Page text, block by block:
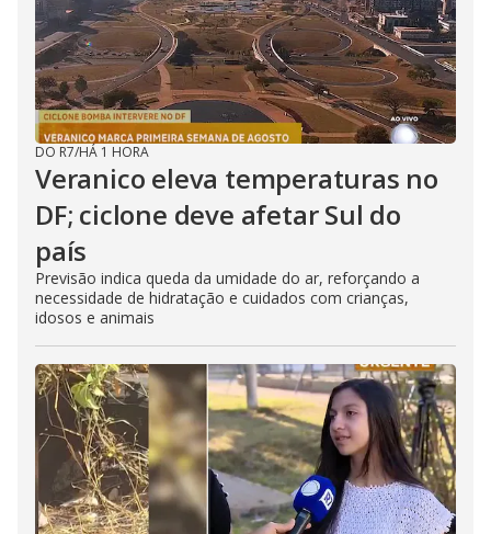
DO R7/HÁ 1 HORA
Veranico eleva temperaturas no
DF; ciclone deve afetar Sul do
país
Previsão indica queda da umidade do ar, reforçando a
necessidade de hidratação e cuidados com crianças,
idosos e animais